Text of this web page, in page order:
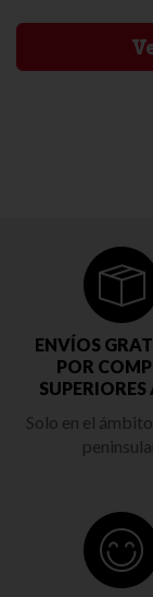
ENVÍOS
POR
SUPERIORES
Solo en el